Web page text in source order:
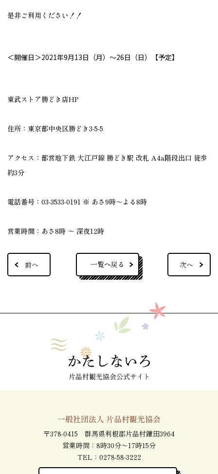
是非ご利用ください！！
＜開催日＞2021年9月13日（月）～26日（日）【予定】
東武ストア勝どき店HP
住所：東京都中央区勝どき3-5-5
アクセス：都営地下鉄 大江戸線 勝どき駅 改札 A4a階段出口 徒歩
約3分
電話番号：03-3533-0191 ※ あさ9時～よる8時
営業時間：あさ8時 ～ 深夜12時
前へ 次へ
一覧へ戻る
片品村観光協会公式サイト
一般社団法人 片品村観光協会
〒378-0415 群馬県利根郡片品村鎌田3964
営業時間：8時30分～17時15分
TEL： 0278-58-3222